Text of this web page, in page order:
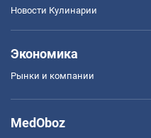
Новости Кулинарии
Экономика
Рынки и компании
MedOboz